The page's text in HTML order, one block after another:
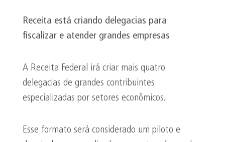
Receita está criando delegacias para
fiscalizar e atender grandes empresas
A Receita Federal irá criar mais quatro
delegacias de grandes contribuintes
especializadas por setores econômicos.
Esse formato será considerado um piloto e